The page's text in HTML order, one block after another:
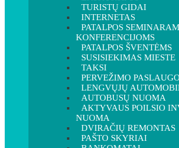
TURISTŲ GIDAI
INTERNETAS
PATALPOS
KONFERENCIJOMS
PATALPOS ŠVENTĖMS
SUSISIEKIMAS MIESTE
TAKSI
PERVEŽIMO
LENGVŲJŲ
AUTOBUSŲ NUOMA
AKTYVAUS POILSIO
NUOMA
DVIRAČIŲ REMONTAS
PAŠTO SKYRIAI